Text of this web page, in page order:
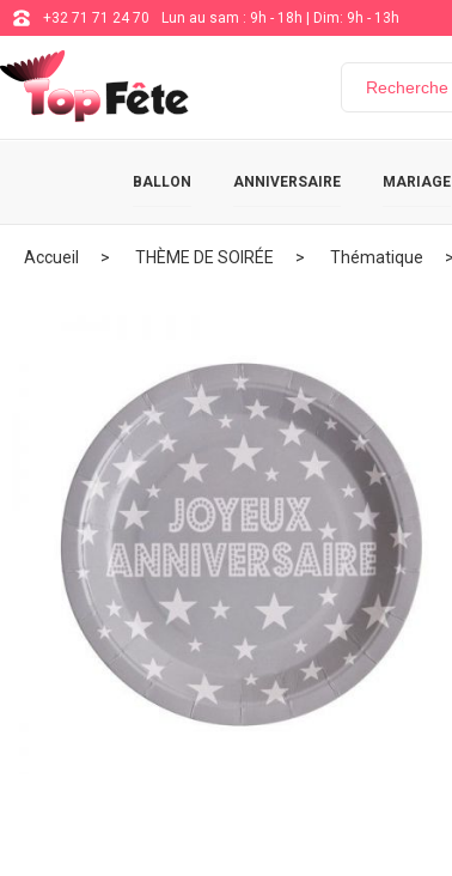
+32 71 71 24 70 Lun au sam : 9h - 18h | Dim: 9h - 13h
BALLON ANNIVERSAIRE MARIAGE
Accueil THÈME DE SOIRÉE Thématique